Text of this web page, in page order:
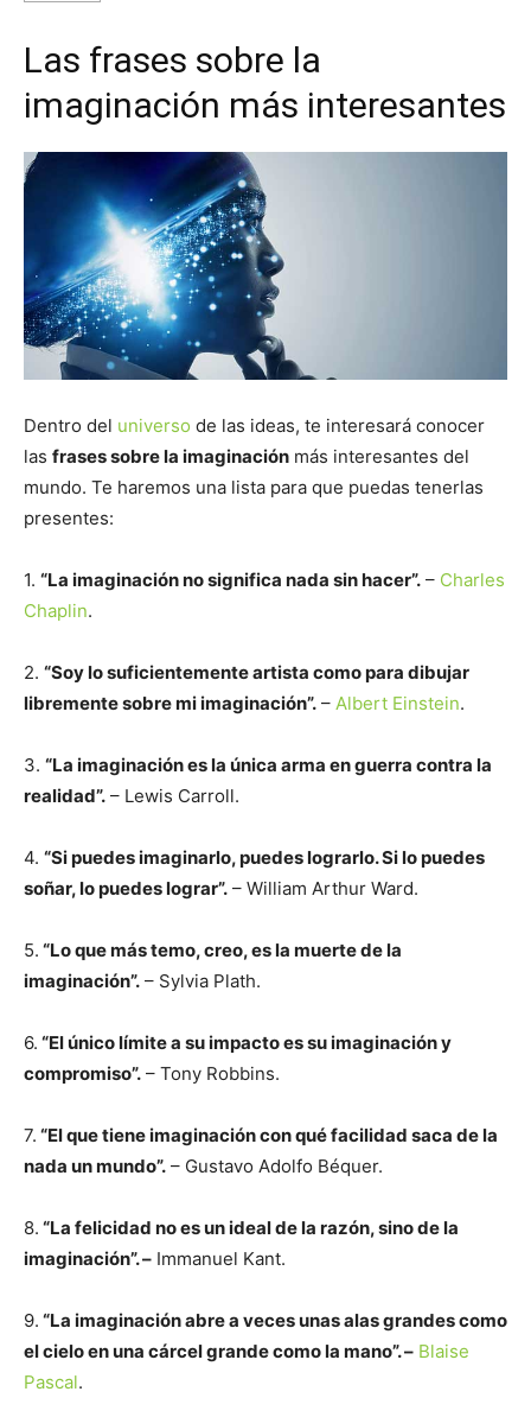
Las frases sobre la
imaginación más interesantes
Dentro del universo de las ideas, te interesará conocer
las frases sobre la imaginación más interesantes del
mundo. Te haremos una lista para que puedas tenerlas
presentes:
1. “La imaginación no significa nada sin hacer”. – Charles
Chaplin.
2. “Soy lo suficientemente artista como para dibujar
libremente sobre mi imaginación”. – Albert Einstein.
3. “La imaginación es la única arma en guerra contra la
realidad”. – Lewis Carroll.
4. “Si puedes imaginarlo, puedes lograrlo. Si lo puedes
soñar, lo puedes lograr”. – William Arthur Ward.
5. “Lo que más temo, creo, es la muerte de la
imaginación”. – Sylvia Plath.
6. “El único límite a su impacto es su imaginación y
compromiso”. – Tony Robbins.
7. “El que tiene imaginación con qué facilidad saca de la
nada un mundo”. – Gustavo Adolfo Béquer.
8. “La felicidad no es un ideal de la razón, sino de la
imaginación”. – Immanuel Kant.
9. “La imaginación abre a veces unas alas grandes como
el cielo en una cárcel grande como la mano”. – Blaise
Pascal.